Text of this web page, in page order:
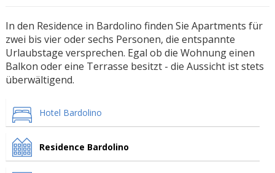
In den Residence in Bardolino finden Sie Apartments für
zwei bis vier oder sechs Personen, die entspannte
Urlaubstage versprechen. Egal ob die Wohnung einen
Balkon oder eine Terrasse besitzt - die Aussicht ist stets
überwältigend.
Hotel Bardolino
Residence Bardolino